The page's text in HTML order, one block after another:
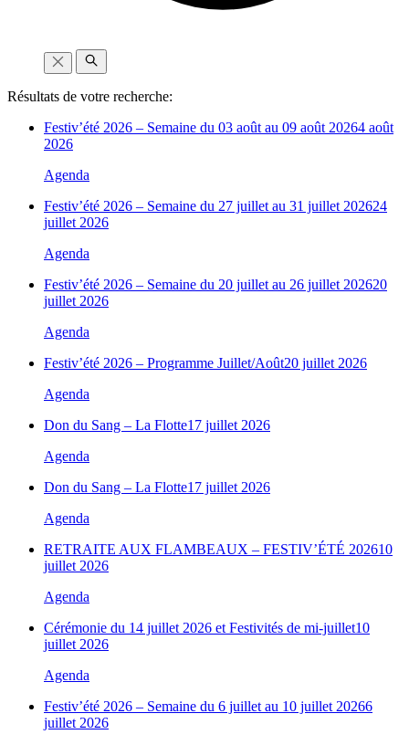
Résultats de votre recherche:
Festiv’été 2026 – Semaine du 03 août au 09 août 20264 août
2026
Agenda
Festiv’été 2026 – Semaine du 27 juillet au 31 juillet 202624
juillet 2026
Agenda
Festiv’été 2026 – Semaine du 20 juillet au 26 juillet 202620
juillet 2026
Agenda
Festiv’été 2026 – Programme Juillet/Août20 juillet 2026
Agenda
Don du Sang – La Flotte17 juillet 2026
Agenda
Don du Sang – La Flotte17 juillet 2026
Agenda
RETRAITE AUX FLAMBEAUX – FESTIV’ÉTÉ 202610
juillet 2026
Agenda
Cérémonie du 14 juillet 2026 et Festivités de mi-juillet10
juillet 2026
Agenda
Festiv’été 2026 – Semaine du 6 juillet au 10 juillet 20266
juillet 2026